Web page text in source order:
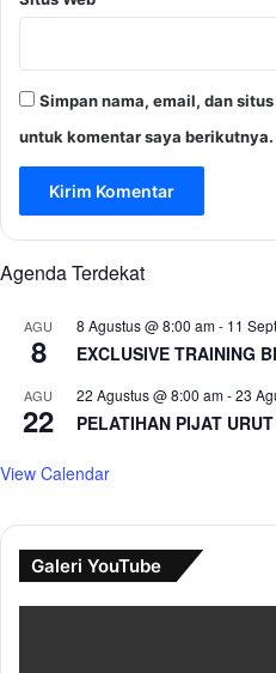
Simpan nama, email, dan
untuk komentar saya berikutnya.
Agenda Terdekat
AGU
8
8 Agustus @ 8:00 am- 11
EXCLUSIVE TRAINING
AGU
22
22 Agustus @ 8:00 am-23
PELATIHAN PIJAT
View Calendar
Galeri YouTube